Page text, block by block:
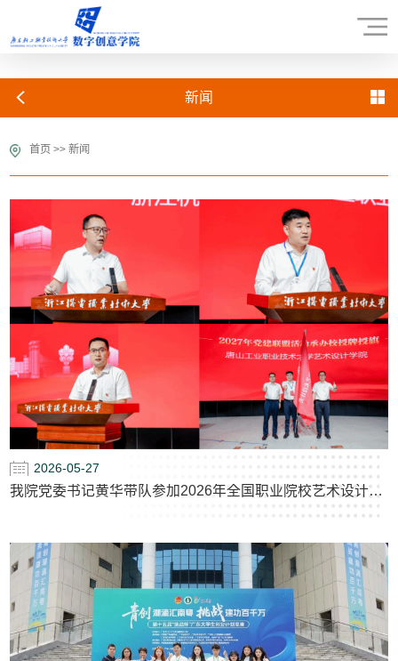
新闻
首页 >>新闻
2026-05-27
我院党委书记黄华带队参加2026年全国职业院校艺术设计类院系党建联盟年度工作会议